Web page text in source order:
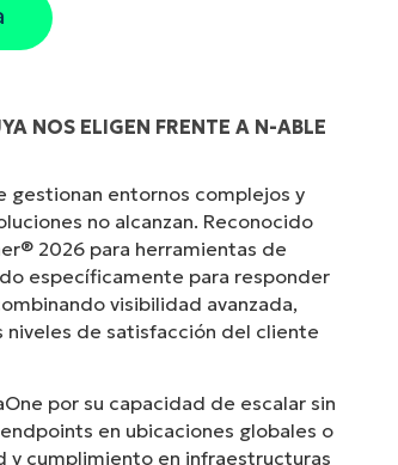
NOS ELIGEN FRENTE A N-ABLE
gestionan entornos complejos y
no alcanzan. Reconocido
2026 para herramientas de
específicamente para responder
visibilidad avanzada,
niveles de satisfacción del cliente
por su capacidad de escalar sin
en ubicaciones globales o
cumplimiento en infraestructuras
herramientas diferentes para hacer lo que
centralizada. NinjaOne hace la vida